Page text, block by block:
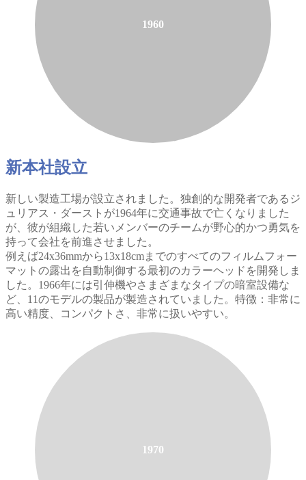
1960
新本社設立
新しい製造工場が設立されました。独創的な開発者であるジ
ュリアス・ダーストが1964年に交通事故で亡くなりました
が、彼が組織した若いメンバーのチームが野心的かつ勇気を
持って会社を前進させました。
例えば24x36mmから13x18cmまでのすべてのフィルムフォー
マットの露出を自動制御する最初のカラーヘッドを開発しま
した。1966年には引伸機やさまざまなタイプの暗室設備な
ど、11のモデルの製品が製造されていました。特徴：非常に
高い精度、コンパクトさ、非常に扱いやすい。
1970